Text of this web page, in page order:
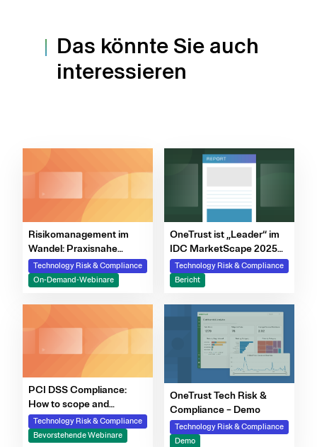
Das könnte Sie auch
interessieren
Risikomanagement im
Wandel: Praxisnahe
Ansätze für NIS2, DORA &
ISO 27001
Technology Risk & Compliance
On-Demand-Webinare
OneTrust ist „Leader“ im
IDC MarketScape 2025
für GRC-Software
Technology Risk & Compliance
Bericht
PCI DSS Compliance:
How to scope and
streamline monitoring with
Certification Automation
Technology Risk & Compliance
Bevorstehende Webinare
OneTrust Tech Risk &
Compliance – Demo
Technology Risk & Compliance
Demo